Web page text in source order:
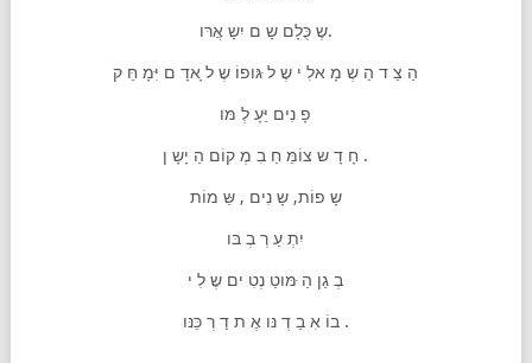
שֶ כֻּלָם שָ ם יִשָ אֲרּו.
הַ צַ ד הַ שְ מָ אלִ י שֶ ל ּגּופוֹ שֶ ל ָאדָ ם יִּמָ חֵּ ק
פָ נִים יֵּעָ לְ מּו
חָ דָ ש צוֹמֵּ חַ בִ מְ קוֹם הַ יָשָ ן .
שָ פוֹת, שָ נִים , שֵּ מוֹת
יִתְ עַ רְ בְ בּו
בְ גַן הַ ּמּוטַ נְטִ ים שֶ לִ י
בוֹ אִ בַ דְ נּו אֶ ת דַ רְ כֵּנּו .